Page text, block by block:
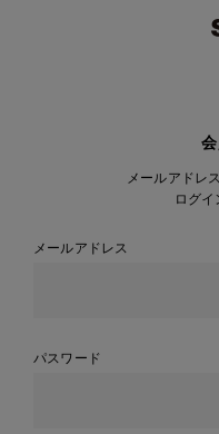
メールアドレ
ログイ
メールアドレス
パスワード